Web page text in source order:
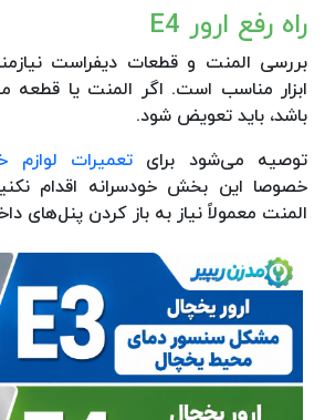
راه رفع ارور E4
بررسی المنت و قطعات دیفراست
ابزار مناسب است. اگر المنت یا
باشد، باید تعویض شود.
توصیه می‌شود برای تعمیرات
خصوصا این بخش خودسرانه اقدام
المنت معمولاً نیاز به باز کردن پنل‌های